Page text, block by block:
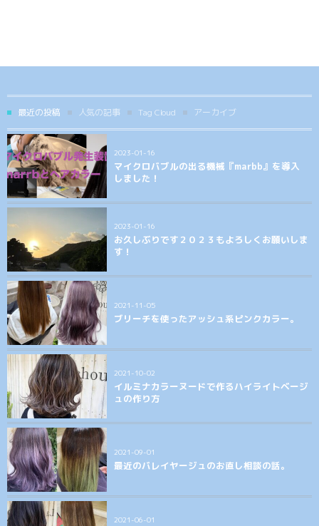
最近の投稿 人気の記事 Tag Cloud アーカイブ
2023-01-16
マイクロバブルの出る機械『marbb』を導入
しました！
2023-01-16
お久しぶりです２０２３もよろしくお願いしま
す！
2021-11-05
ブリーチを使ったアッシュ系ピンクカラー。
2021-10-02
イルミナカラーヌードで作るハイライトベージ
ュの作り方
2021-09-01
最近のバレイヤージュのお直し相談の話。
2021-06-01